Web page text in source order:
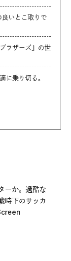
いとこ取りで
ラザーズ』の世
に乗り切る。
ーか。過酷な
時下のサッカ